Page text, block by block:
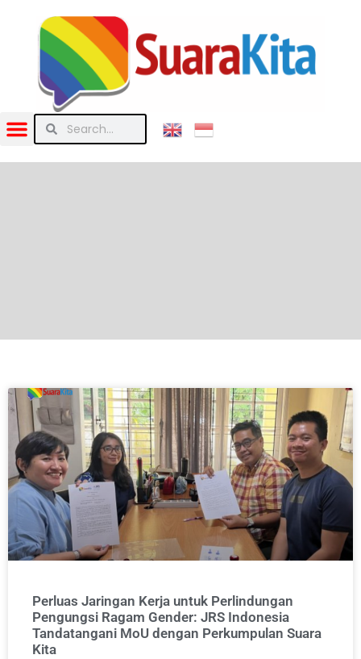
Perluas Jaringan Kerja untuk Perlindungan
Pengungsi Ragam Gender: JRS Indonesia
Tandatangani MoU dengan Perkumpulan Suara
Kita